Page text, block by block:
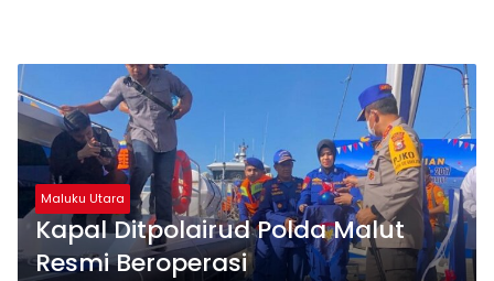
Maluku Utara
Kapal Ditpolairud Polda Malut
Resmi Beroperasi